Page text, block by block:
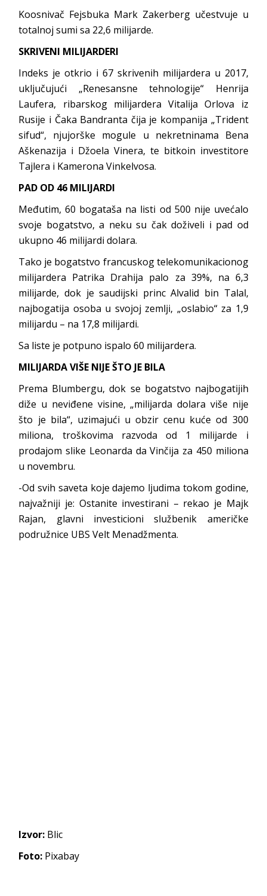
Koosnivač Fejsbuka Mark Zakerberg učestvuje u
totalnoj sumi sa 22,6 milijarde.
SKRIVENI MILIJARDERI
Indeks je otkrio i 67 skrivenih milijardera u 2017,
uključujući „Renesansne tehnologije“ Henrija
Laufera, ribarskog milijardera Vitalija Orlova iz
Rusije i Čaka Bandranta čija je kompanija „Trident
sifud“, njujorške mogule u nekretninama Bena
Aškenazija i Džoela Vinera, te bitkoin investitore
Tajlera i Kamerona Vinkelvosa.
PAD OD 46 MILIJARDI
Međutim, 60 bogataša na listi od 500 nije uvećalo
svoje bogatstvo, a neku su čak doživeli i pad od
ukupno 46 milijardi dolara.
Tako je bogatstvo francuskog telekomunikacionog
milijardera Patrika Drahija palo za 39%, na 6,3
milijarde, dok je saudijski princ Alvalid bin Talal,
najbogatija osoba u svojoj zemlji, „oslabio“ za 1,9
milijardu – na 17,8 milijardi.
Sa liste je potpuno ispalo 60 milijardera.
MILIJARDA VIŠE NIJE ŠTO JE BILA
Prema Blumbergu, dok se bogatstvo najbogatijih
diže u neviđene visine, „milijarda dolara više nije
što je bila“, uzimajući u obzir cenu kuće od 300
miliona, troškovima razvoda od 1 milijarde i
prodajom slike Leonarda da Vinčija za 450 miliona
u novembru.
-Od svih saveta koje dajemo ljudima tokom godine,
najvažniji je: Ostanite investirani – rekao je Majk
Rajan, glavni investicioni službenik američke
podružnice UBS Velt Menadžmenta.
Izvor: Blic
Foto: Pixabay